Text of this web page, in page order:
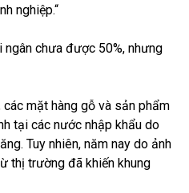
nghiệp.“
chưa được 50%, nhưng
mặt hàng gỗ và sản phẩm
tại các nước nhập khẩu do
Tuy nhiên, năm nay do ảnh
thị trường đã khiến khung